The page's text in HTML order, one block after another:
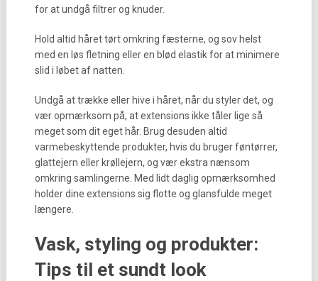
for at undgå filtrer og knuder.
Hold altid håret tørt omkring fæsterne, og sov helst
med en løs fletning eller en blød elastik for at minimere
slid i løbet af natten.
Undgå at trække eller hive i håret, når du styler det, og
vær opmærksom på, at extensions ikke tåler lige så
meget som dit eget hår. Brug desuden altid
varmebeskyttende produkter, hvis du bruger føntørrer,
glattejern eller krøllejern, og vær ekstra nænsom
omkring samlingerne. Med lidt daglig opmærksomhed
holder dine extensions sig flotte og glansfulde meget
længere.
Vask, styling og produkter:
Tips til et sundt look